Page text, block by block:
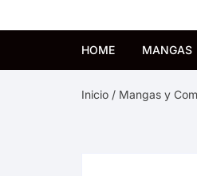
HOME MANGAS
Distrito
Inicio / Mangas y